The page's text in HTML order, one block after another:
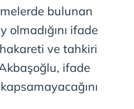
bulunan
ifade
ve tahkiri
ifade